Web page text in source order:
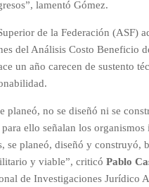
lamentó Gómez.
de la Federación (ASF)
del Análisis Costo Beneficio
un año carecen de sustento
planeó, no se diseñó ni se
ello señalan los organismos
se planeó, diseñó y construyó,
y viable”, criticó Pablo
de Investigaciones Jurídico